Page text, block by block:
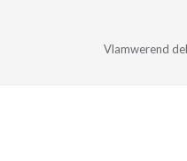
Vlamwerend